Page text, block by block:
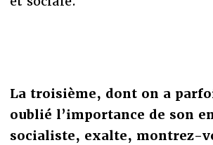
La troisième, dont on a
oublié l’importance de son
socialiste, exalte, montrez-